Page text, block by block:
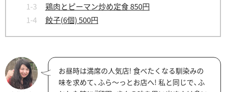
鶏肉とピーマン炒め定食 850円
餃子(6個) 500円
お昼時は満席の人気店! 食べたくなる馴染みの
味を求めて、ふら～っとお店へ! 私と同じで、ふ